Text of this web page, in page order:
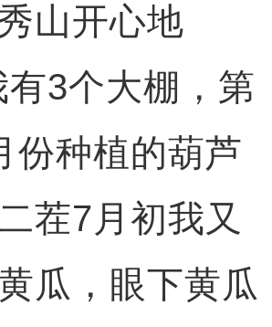
开心地
有3个大棚，第
份种植的葫芦
茬7月初我又
瓜，眼下黄瓜